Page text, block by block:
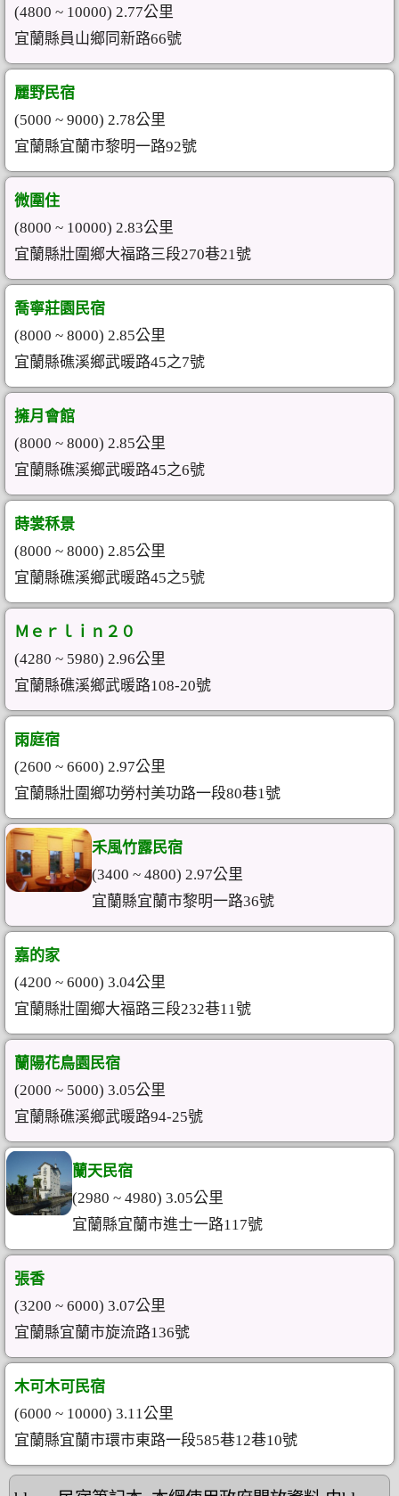
(4800 ~ 10000) 2.77公里
宜蘭縣員山鄉同新路66號
麗野民宿
(5000 ~ 9000) 2.78公里
宜蘭縣宜蘭市黎明一路92號
微圍住
(8000 ~ 10000) 2.83公里
宜蘭縣壯圍鄉大福路三段270巷21號
喬寧莊園民宿
(8000 ~ 8000) 2.85公里
宜蘭縣礁溪鄉武暖路45之7號
擁月會館
(8000 ~ 8000) 2.85公里
宜蘭縣礁溪鄉武暖路45之6號
蒔裳秝景
(8000 ~ 8000) 2.85公里
宜蘭縣礁溪鄉武暖路45之5號
Ｍｅｒｌｉｎ２０
(4280 ~ 5980) 2.96公里
宜蘭縣礁溪鄉武暖路108-20號
雨庭宿
(2600 ~ 6600) 2.97公里
宜蘭縣壯圍鄉功勞村美功路一段80巷1號
禾風竹露民宿
(3400 ~ 4800) 2.97公里
宜蘭縣宜蘭市黎明一路36號
嘉的家
(4200 ~ 6000) 3.04公里
宜蘭縣壯圍鄉大福路三段232巷11號
蘭陽花鳥園民宿
(2000 ~ 5000) 3.05公里
宜蘭縣礁溪鄉武暖路94-25號
蘭天民宿
(2980 ~ 4980) 3.05公里
宜蘭縣宜蘭市進士一路117號
張香
(3200 ~ 6000) 3.07公里
宜蘭縣宜蘭市旋流路136號
木可木可民宿
(6000 ~ 10000) 3.11公里
宜蘭縣宜蘭市環市東路一段585巷12巷10號